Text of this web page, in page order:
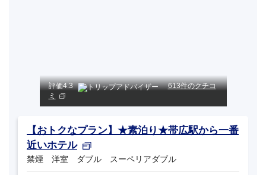
評価4.3
613件のクチコ
ミ
【おトクなプラン】★素泊り★帯広駅から一番
近いホテル
禁煙 洋室 ダブル スーペリアダブル